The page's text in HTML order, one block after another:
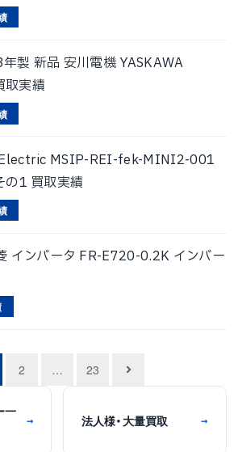
製 新品 安川電機 YASKAWA
実績
MSIP-REI-fek-MINI2-001
1 買取実績
インバータ FR-E720-0.2K インバー
2 … 23
一
→ 法人様・大量買取 →